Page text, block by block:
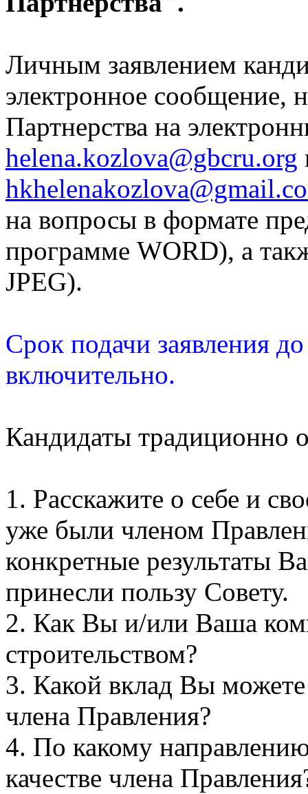
Личным заявлением
электронное сообщение,
Партнерства на
helena.kozlova@gbcru.org
на вопросы в формате
программе WORD), а
JPEG).
Срок подачи заявления
включительно.
Кандидаты традиционно
1. Расскажите о себе и
уже были членом
конкретные результаты
принесли пользу Совету.
2. Как Вы и/или Ваша
строительством?
3. Какой вклад Вы можете
члена Правления?
4. По какому
качестве члена